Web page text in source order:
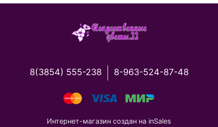
8(3854) 555-238 8-963-524-87-48
Интернет-магазин создан на inSales